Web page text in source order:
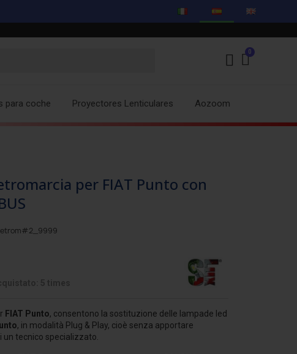
para coche Proyectores Lenticulares Aozoom
per FIAT Punto con
FIAT Punto, consentono la sostituzione delle lampade led
, in modalità Plug & Play, cioè senza apportare
tecnico specializzato.